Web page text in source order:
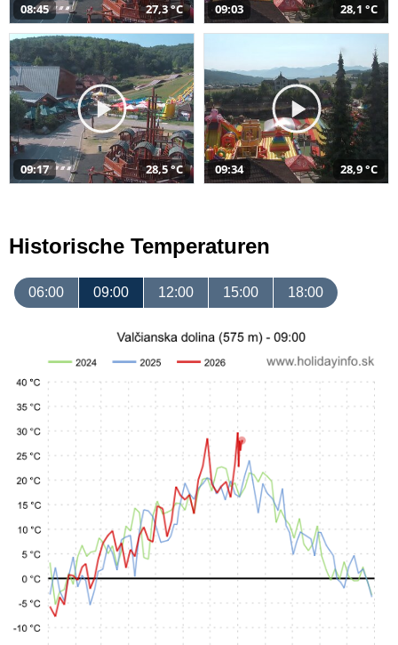
08:45 27,3 °C 09:03 28,1 °C
09:17 28,5 °C 09:34 28,9 °C
Historische Temperaturen
06:00 09:00 12:00 15:00 18:00